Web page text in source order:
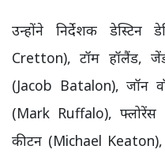
उन्होंने निर्देशक डेस्टिन
Cretton), टॉम हॉलैंड,
(Jacob Batalon), जॉन
(Mark Ruffalo),
कीटन (Michael Keaton),